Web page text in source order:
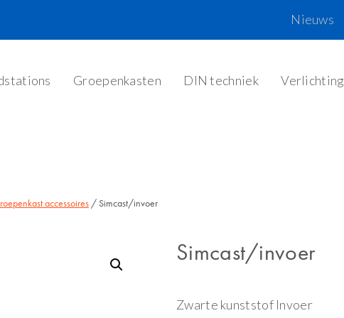
Nieuws
Groepenkasten DIN techniek Verlichting
accessoires / Simcast/invoer
Simcast/invoer
Zwarte kunststof Invoer